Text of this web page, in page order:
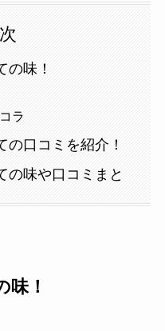
の味！
ラ
の口コミを紹介！
の味や口コミまと
味！